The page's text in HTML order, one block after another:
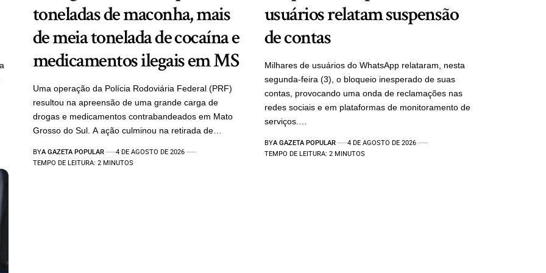
toneladas de maconha, mais
de meia tonelada de cocaína e
medicamentos ilegais em MS
Uma operação da Polícia Rodoviária Federal (PRF)
resultou na apreensão de uma grande carga de
drogas e medicamentos contrabandeados em Mato
Grosso do Sul. A ação culminou na retirada de…
BYA GAZETA POPULAR
4 DE AGOSTO DE 2026
TEMPO DE LEITURA: 2 MINUTOS
usuários relatam suspensão
de contas
Milhares de usuários do WhatsApp relataram, nesta
segunda-feira (3), o bloqueio inesperado de suas
contas, provocando uma onda de reclamações nas
redes sociais e em plataformas de monitoramento de
serviços.…
BYA GAZETA POPULAR
4 DE AGOSTO DE 2026
TEMPO DE LEITURA: 2 MINUTOS